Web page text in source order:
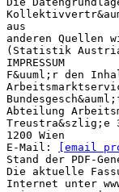
aus
anderen Quellen
(Statistik
IMPRESSUM
F&uuml;r den
Abteilung
Treustra&szlig;e
1200 Wien
E-Mail:
[email
Stand der PDF-
Die aktuelle
Internet unter